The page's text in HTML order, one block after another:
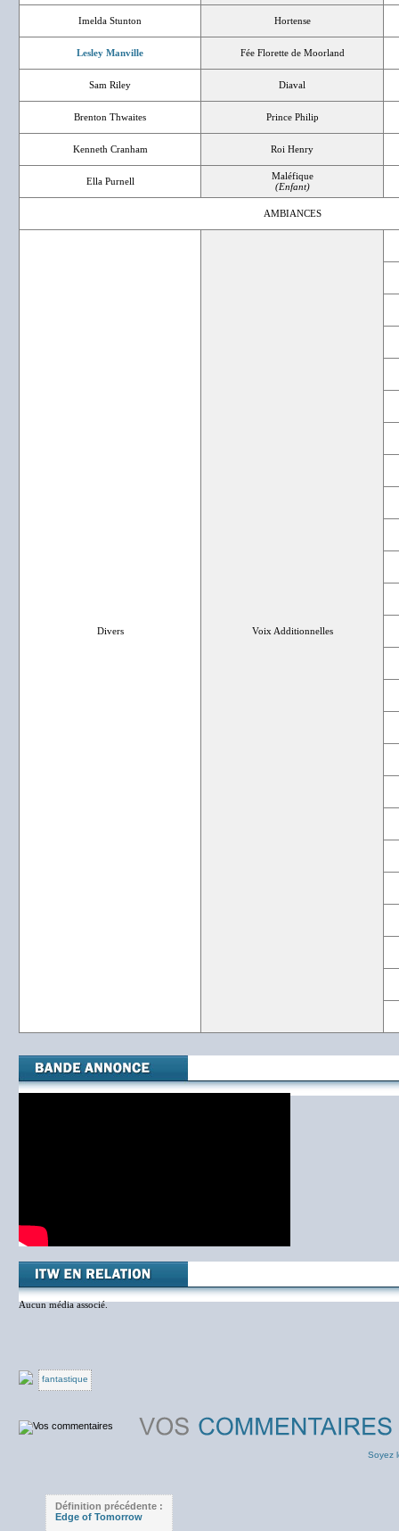
Imelda Stunton Hortense
Lesley Manville Fée Florette de Moorland
Sam Riley Diaval
Brenton Thwaites Prince Philip
Kenneth Cranham Roi Henry
Ella Purnell
Maléfique
(Enfant)
AMBIANCES
Divers Voix Additionnelles
Aucun média associé.
fantastique
Soyez
Définition précédente :
Edge of Tomorrow